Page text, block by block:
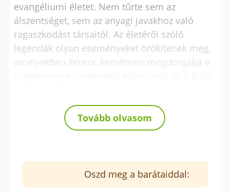
evangéliumi életet. Nem tűrte sem az
álszentséget, sem az anyagi javakhoz való
ragaszkodást társaitól. Az életéről szóló
legendák olyan eseményeket örökítenek meg,
amelyekben Ferenc keményen megdorgálja a
éltek teljes szegénységben és alázatosságban.
Nem indulatos kitörések voltak ezek, hanem
határozott és következtes reakciók minden
rend evangéliumi szellemét. Egy alkalommal
például élesen megdorgálta birtoklási vágya
miatt azt a novíciust, aki saját zsoltároskönyvet
Tovább olvasom
Oszd meg a barátaiddal: